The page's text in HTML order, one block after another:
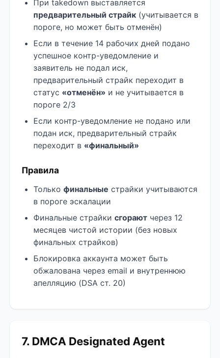
При takedown выставляется
предварительный страйк (учитывается в
пороге, но может быть отменён)
Если в течение 14 рабочих дней подано
успешное контр-уведомление и
заявитель не подал иск,
предварительный страйк переходит в
статус «отменён» и не учитывается в
пороге 2/3
Если контр-уведомление не подано или
подан иск, предварительный страйк
переходит в «финальный»
Правила
Только финальные страйки учитываются
в пороге эскалации
Финальные страйки сгорают через 12
месяцев чистой истории (без новых
финальных страйков)
Блокировка аккаунта может быть
обжалована через email и внутреннюю
апелляцию (DSA ст. 20)
7. DMCA Designated Agent